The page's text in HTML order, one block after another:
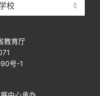
校
教育厅
号-1